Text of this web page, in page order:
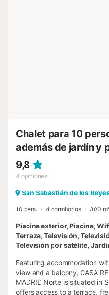
Chalet para 10
además de jardín y
9,8
4 opiniones
San Sebastián de los
10 pers. 4 dormitorios 300
Piscina exterior, Piscina,
Terraza, Televisión,
Televisión por satélite,
Featuring accommodation
view and a balcony, CASA
MADRID Norte is situated in
offers access to a terrace,